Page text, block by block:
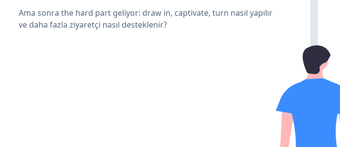
Ama sonra the hard part geliyor: draw in, captivate, turn nasıl yapılır
ve daha fazla ziyaretçi nasıl desteklenir?